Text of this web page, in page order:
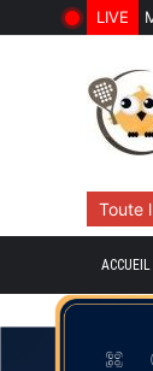
LIVE
Toute
ACCUEIL